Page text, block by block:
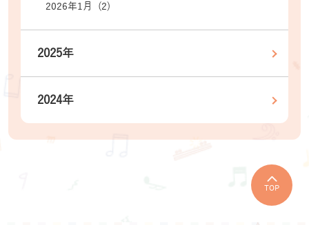
2026年1月 (2)
2025年
2024年
TOP